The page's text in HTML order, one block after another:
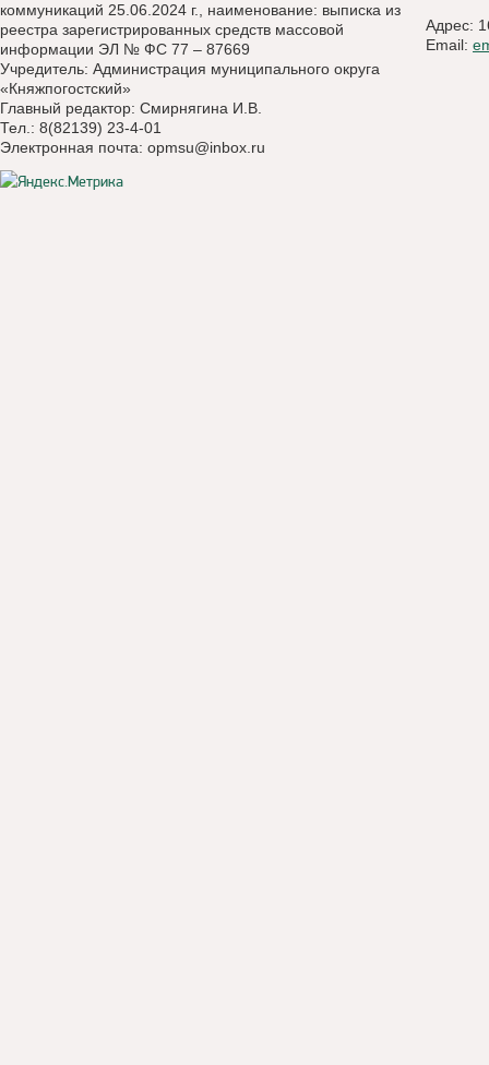
коммуникаций 25.06.2024 г., наименование: выписка из
реестра зарегистрированных средств массовой
информации ЭЛ № ФС 77 – 87669
Учредитель: Администрация муниципального округа
«Княжпогостский»
Главный редактор: Смирнягина И.В.
Тел.: 8(82139) 23-4-01
Электронная почта: opmsu@inbox.ru
Адрес:
Email: